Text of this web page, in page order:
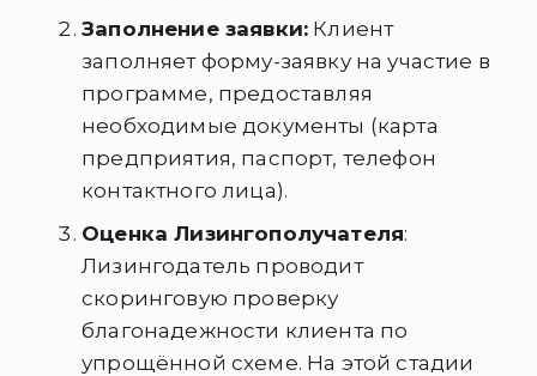
Заполнение заявки: Клиент
заполняет форму-заявку на участие в
программе, предоставляя
необходимые документы (карта
предприятия, паспорт, телефон
контактного лица).
Оценка Лизингополучателя:
Лизингодатель проводит
скоринговую проверку
благонадежности клиента по
упрощённой схеме. На этой стадии